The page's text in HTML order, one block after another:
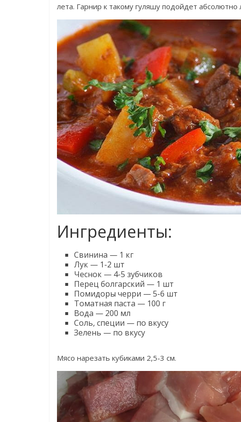
лета. Гарнир к такому гуляшу подойдет абсолютно
Ингредиенты:
Свинина — 1 кг
Лук — 1-2 шт
Чеснок — 4-5 зубчиков
Перец болгарский — 1 шт
Помидоры черри — 5-6 шт
Томатная паста — 100 г
Вода — 200 мл
Соль, специи — по вкусу
Зелень — по вкусу
Мясо нарезать кубиками 2,5-3 см.